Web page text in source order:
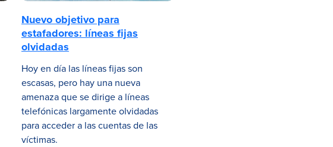
Nuevo objetivo para
estafadores: líneas fijas
olvidadas
Hoy en día las líneas fijas son
escasas, pero hay una nueva
amenaza que se dirige a líneas
telefónicas largamente olvidadas
para acceder a las cuentas de las
víctimas.